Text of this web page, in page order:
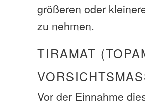
größeren oder
zu nehmen.
TIRAMAT
Vor der Einnahme